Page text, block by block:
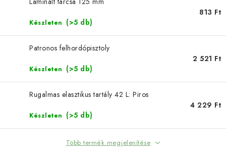
SPRAY
ÁLTALÁNOS SZERZŐDÉSI FELTÉTELEK
Készleten (>5 db)
813 Ft
Patronos felhordópisztoly
Készleten (>5 db)
2 521 Ft
Rugalmas elasztikus tartály 42 L: Piros
Készleten (>5 db)
4 229 Ft
Több termék megjelenítése